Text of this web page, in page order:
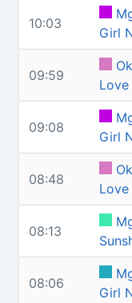
10:03
Girl
09:59
Love
09:08
Girl
08:48
Love
08:13
08:06
Girl